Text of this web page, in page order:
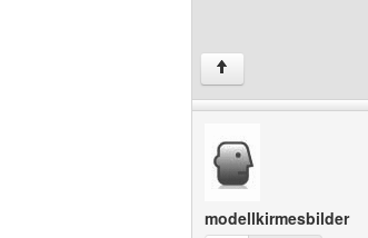
↑
modellkirmesbilder